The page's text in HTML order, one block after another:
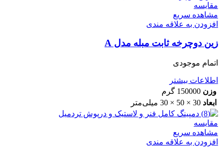
مقایسه
مشاهده سریع
افزودن به علاقه مندی
زین دوچرخه ثابت مبله مدل A
اتمام موجودی
اطلاعات بیشتر
وزن 150000 گرم
ابعاد 30 × 50 × 30 میلی‌متر
مقایسه
مشاهده سریع
افزودن به علاقه مندی